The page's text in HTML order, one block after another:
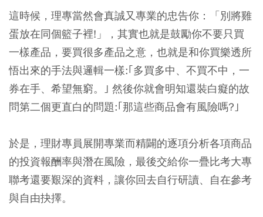
這時候，理專當然會真誠又專業的忠告你：「別將雞
蛋放在同個籃子裡!」，其實也就是鼓勵你不要只買
一樣產品，要買很多產品之意，也就是和你買樂透所
悟出來的手法與邏輯一樣:｢多買多中、不買不中，一
券在手、希望無窮。｣ 然後你就會明知還裝白癡的故
問第二個更直白的問題:｢那這些商品會有風險嗎?｣
於是，理財專員展開專業而精闢的逐項分析各項商品
的投資報酬率與潛在風險，最後交給你一疊比考大專
聯考還要艱深的資料，讓你回去自行研讀、自在參考
與自由抉擇。